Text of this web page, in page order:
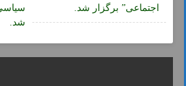
اجتماعی” برگزار شد.
شد.